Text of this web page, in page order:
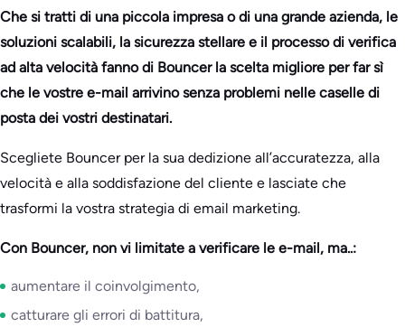
Che si tratti di una piccola impresa o di una grande azienda, le
soluzioni scalabili, la sicurezza stellare e il processo di verifica
ad alta velocità fanno di Bouncer la scelta migliore per far sì
che le vostre e-mail arrivino senza problemi nelle caselle di
posta dei vostri destinatari.
Scegliete Bouncer per la sua dedizione all’accuratezza, alla
velocità e alla soddisfazione del cliente e lasciate che
trasformi la vostra strategia di email marketing.
Con Bouncer, non vi limitate a verificare le e-mail, ma..:
aumentare il coinvolgimento,
catturare gli errori di battitura,